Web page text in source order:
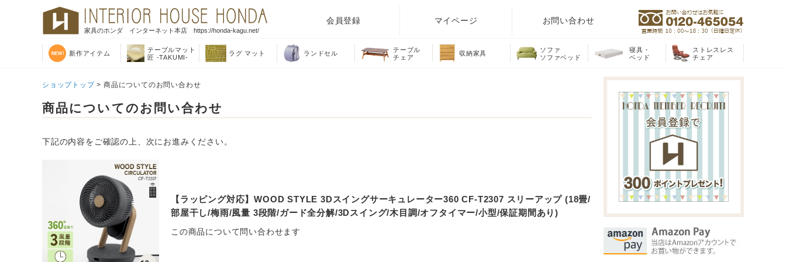
家具のホンダ インターネット本店 https://honda-kagu.net/
会員登録 マイページ お問い合わせ
新作アイテム
テーブルマット
匠 -TAKUMI-
ラグ マット ランドセル
テーブル
チェア
収納家具
ソファ
ソファベッド
寝具・
ベッド
ストレスレス
チェア
ショップトップ> 商品についてのお問い合わせ
商品についてのお問い合わせ
下記の内容をご確認の上、次にお進みください。
【ラッピング対応】WOOD STYLE 3Dスイングサーキュレーター360 CF-T2307 スリーアップ (18畳/
部屋干し/梅雨/風量 3段階/ガード全分解/3Dスイング/木目調/オフタイマー/小型/保証期間あり)
この商品について問い合わせます